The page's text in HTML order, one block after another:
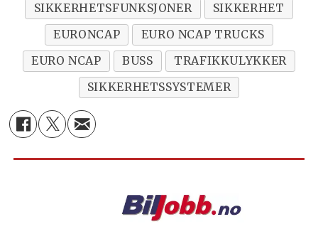
SIKKERHETSFUNKSJONER
SIKKERHET
EURONCAP
EURO NCAP TRUCKS
EURO NCAP
BUSS
TRAFIKKULYKKER
SIKKERHETSSYSTEMER